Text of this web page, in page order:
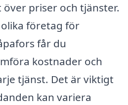
priser och tjänster.
företag för
får du
kostnader och
tjänst. Det är viktigt
kan variera